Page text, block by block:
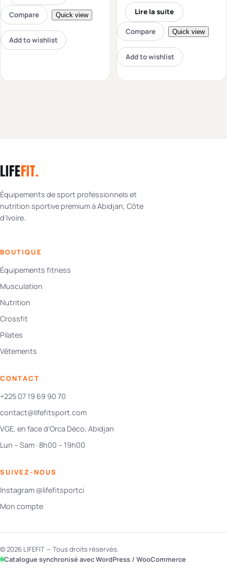
Compare Quick view
Add to wishlist
Lire la suite
Compare Quick view
Add to wishlist
LIFEFIT.
Équipements de sport professionnels et
nutrition sportive premium à Abidjan, Côte
d'Ivoire.
BOUTIQUE
Équipements fitness
Musculation
Nutrition
Crossfit
Pilates
Vêtements
CONTACT
+225 07 19 69 90 70
contact@lifefitsport.com
VGE, en face d'Orca Déco, Abidjan
Lun – Sam · 8h00 – 19h00
SUIVEZ-NOUS
Instagram @lifefitsportci
Mon compte
© 2026 LIFEFIT — Tous droits réservés.
Catalogue synchronisé avec WordPress / WooCommerce